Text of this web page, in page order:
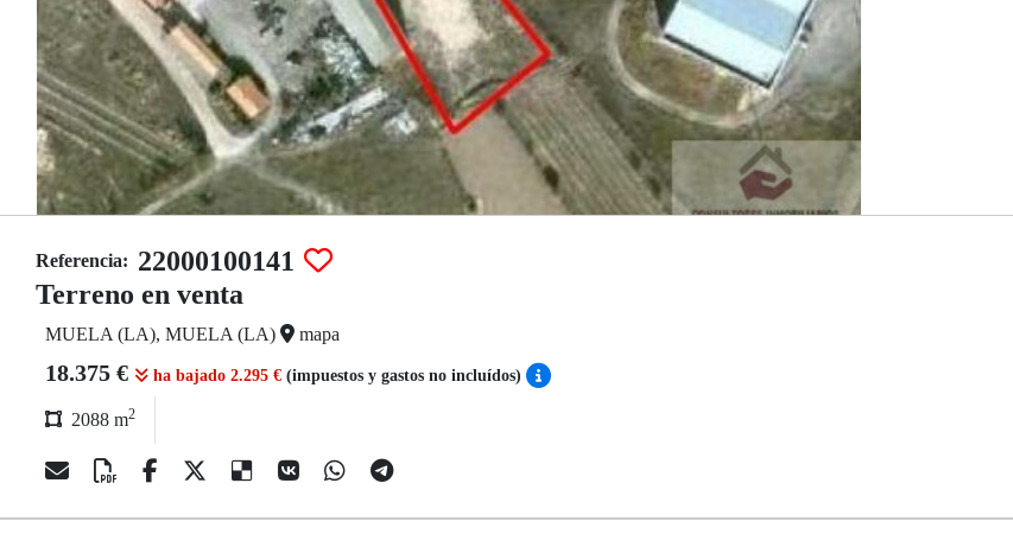
Referencia: 22000100141
Terreno en venta
MUELA (LA), MUELA (LA) mapa
18.375 € ha bajado 2.295 € (impuestos y gastos no incluídos)
2088 m2